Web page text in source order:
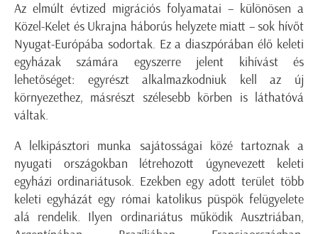
Az elmúlt évtized migrációs folyamatai – különösen a
Közel-Kelet és Ukrajna háborús helyzete miatt – sok hívőt
Nyugat-Európába sodortak. Ez a diaszpórában élő keleti
egyházak számára egyszerre jelent kihívást és
lehetőséget: egyrészt alkalmazkodniuk kell az új
környezethez, másrészt szélesebb körben is láthatóvá
váltak.
A lelkipásztori munka sajátosságai közé tartoznak a
nyugati országokban létrehozott úgynevezett keleti
egyházi ordinariátusok. Ezekben egy adott terület több
keleti egyházát egy római katolikus püspök felügyelete
alá rendelik. Ilyen ordinariátus működik Ausztriában,